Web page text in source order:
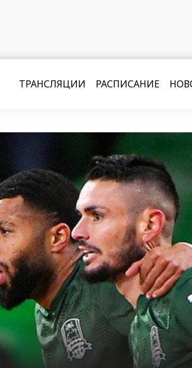
ТРАНСЛЯЦИИ РАСПИСАНИЕ